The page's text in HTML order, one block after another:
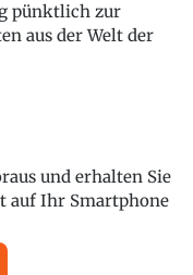
pünktlich zur
aus der Welt der
und erhalten Sie
auf Ihr Smartphone